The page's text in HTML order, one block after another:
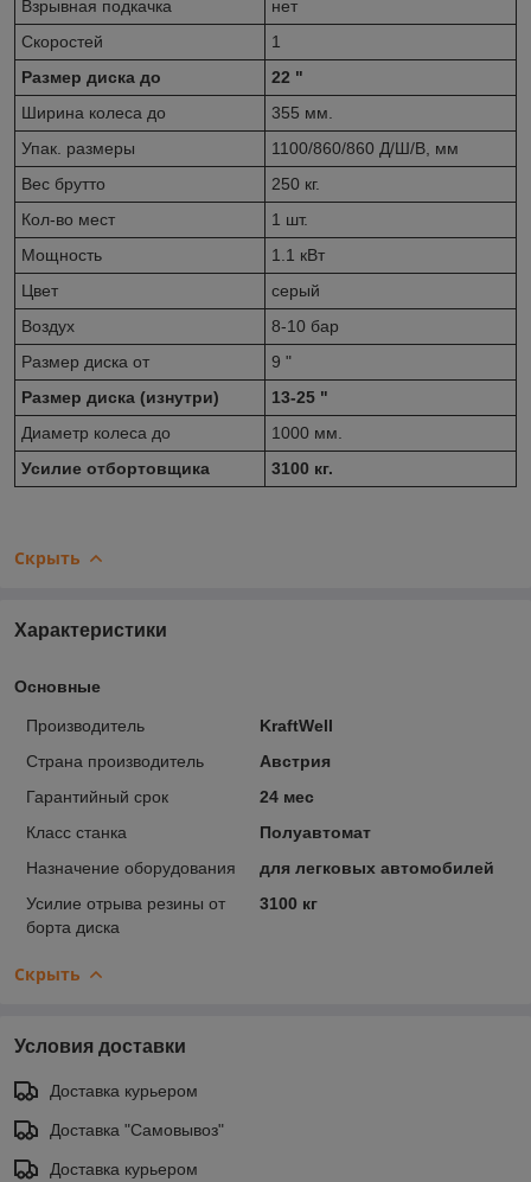
Взрывная подкачка
нет
Скоростей
1
Размер диска до
22 "
Ширина колеса до
355 мм.
Упак. размеры
1100/860/860 Д/Ш/В, мм
Вес брутто
250 кг.
Кол-во мест
1 шт.
Мощность
1.1 кВт
Цвет
серый
Воздух
8-10 бар
Размер диска от
9 "
Размер диска (изнутри)
13-25 "
Диаметр колеса до
1000 мм.
Усилие отбортовщика
3100 кг.
Скрыть
Характеристики
Основные
Производитель
KraftWell
Страна производитель
Австрия
Гарантийный срок
24 мес
Класс станка
Полуавтомат
Назначение оборудования
для легковых автомобилей
Усилие отрыва резины от
борта диска
3100 кг
Скрыть
Условия доставки
Доставка курьером
Доставка "Самовывоз"
Доставка курьером